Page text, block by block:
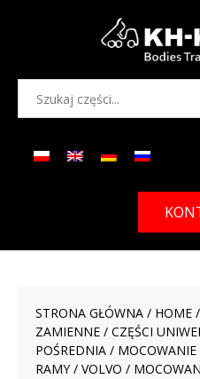
STRONA GŁÓWNA / HOME /
ZAMIENNE / CZĘŚCI
POŚREDNIA / MOCOWANIE
RAMY/ VOLVO /